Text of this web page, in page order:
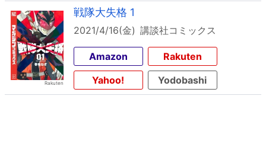
戦隊大失格 1
2021/4/16(金) 講談社コミックス
Amazon
Rakuten
Yahoo!
Yodobashi